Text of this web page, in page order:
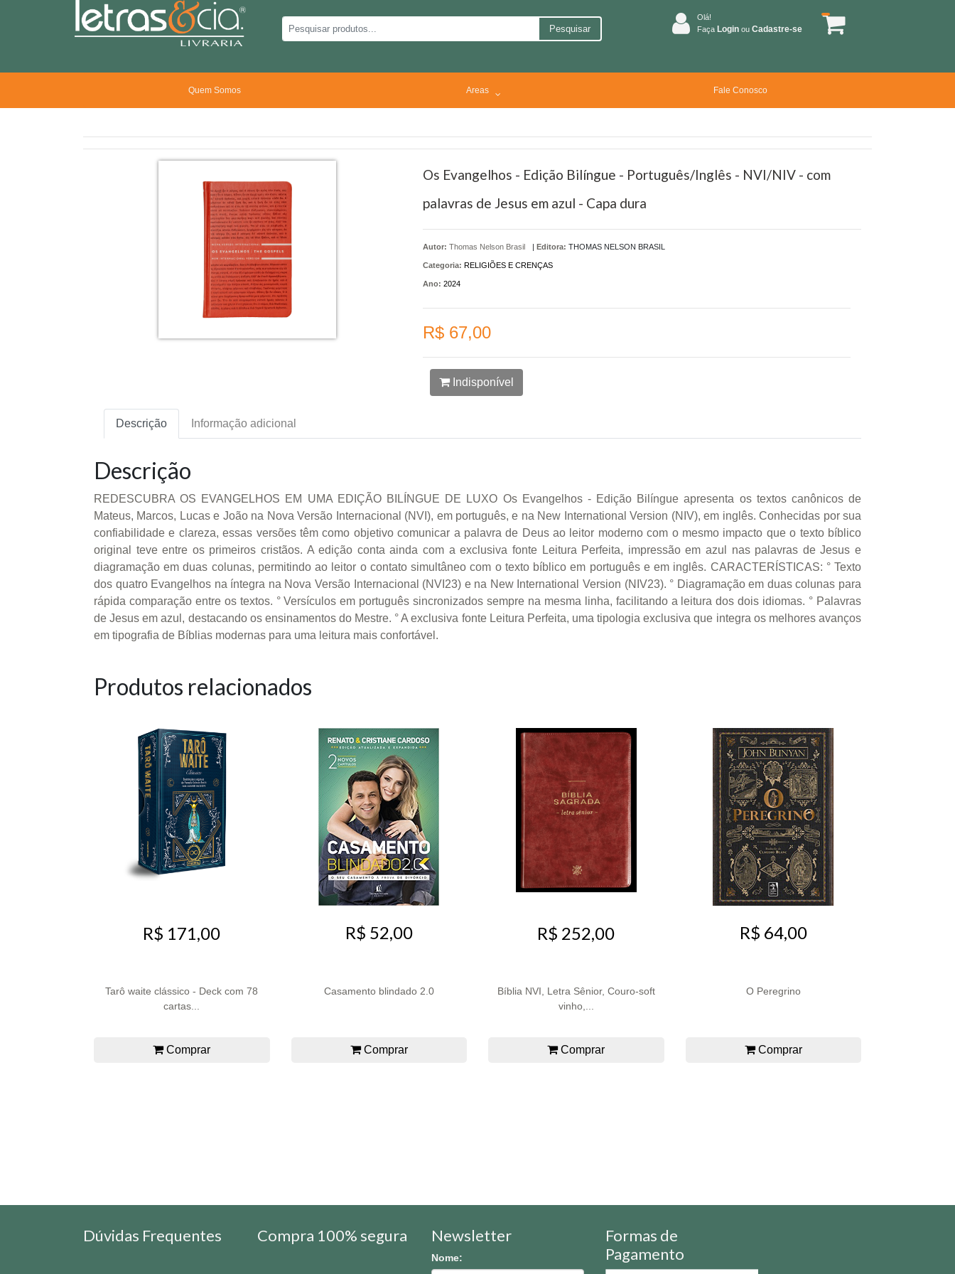
Pesquisar
Olá!
Faça Login ou Cadastre-se
Quem Somos Areas Fale Conosco
Os Evangelhos - Edição Bilíngue - Português/Inglês - NVI/NIV - com
palavras de Jesus em azul - Capa dura
Autor: Thomas Nelson Brasil | Editora: THOMAS NELSON BRASIL
Categoria: RELIGIÕES E CRENÇAS
Ano: 2024
R$ 67,00
Indisponível
Descrição Informação adicional
Descrição
REDESCUBRA OS EVANGELHOS EM UMA EDIÇÃO BILÍNGUE DE LUXO Os Evangelhos - Edição Bilíngue apresenta os textos canônicos de
Mateus, Marcos, Lucas e João na Nova Versão Internacional (NVI), em português, e na New International Version (NIV), em inglês. Conhecidas por sua
confiabilidade e clareza, essas versões têm como objetivo comunicar a palavra de Deus ao leitor moderno com o mesmo impacto que o texto bíblico
original teve entre os primeiros cristãos. A edição conta ainda com a exclusiva fonte Leitura Perfeita, impressão em azul nas palavras de Jesus e
diagramação em duas colunas, permitindo ao leitor o contato simultâneo com o texto bíblico em português e em inglês. CARACTERÍSTICAS: ° Texto
dos quatro Evangelhos na íntegra na Nova Versão Internacional (NVI23) e na New International Version (NIV23). ° Diagramação em duas colunas para
rápida comparação entre os textos. ° Versículos em português sincronizados sempre na mesma linha, facilitando a leitura dos dois idiomas. ° Palavras
de Jesus em azul, destacando os ensinamentos do Mestre. ° A exclusiva fonte Leitura Perfeita, uma tipologia exclusiva que integra os melhores avanços
em tipografia de Bíblias modernas para uma leitura mais confortável.
Produtos relacionados
R$ 171,00
Tarô waite clássico - Deck com 78
cartas...
Comprar
R$ 52,00
Casamento blindado 2.0
Comprar
R$ 252,00
Bíblia NVI, Letra Sênior, Couro-soft
vinho,...
Comprar
R$ 64,00
O Peregrino
Comprar
Dúvidas Frequentes Compra 100% segura Newsletter
Nome:
Formas de
Pagamento